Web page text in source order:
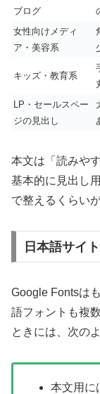
ブログ
女性向けメディ
ア・美容系
キッズ・教育系
LP・セールスペー
ジの見出し
本文は「読みや
基本的に見出し
で整えるくらい
日本語サイ
Google Fontsは
語フォントも複
ときには、次の
本文用に